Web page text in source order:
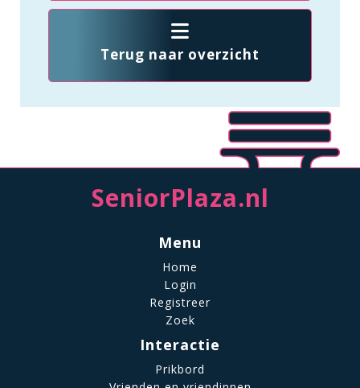
Terug naar overzicht
SeniorPlaza.nl
Menu
Home
Login
Registreer
Zoek
Interactie
Prikbord